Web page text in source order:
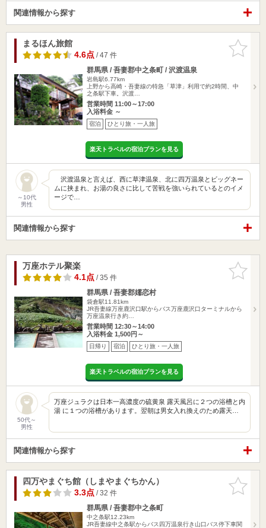
関連情報から探す
お気に入
りに追加
まるほん旅館
4.6点/ 47 件
群馬県 / 吾妻郡中之条町 / 沢渡温泉
岩島駅6.77km
上野から高崎・吾妻線の特急「草津」利用で約2時間、中
之条駅下車。沢渡…
営業時間 11:00～17:00
入浴料金 ～
宿泊 ひとり旅・一人旅
楽天トラベルの宿泊プランを見る
～10代
男性
沢渡温泉と言えば、西に草津温泉、北に四万温泉とビッグネー
ムに挟まれ、お湯の良さに比して苦戦を強いられているとのイメ
ージで…
関連情報から探す
お気に入
りに追加
万座ホテル聚楽
4.1点/ 35 件
群馬県 / 吾妻郡嬬恋村
袋倉駅11.81km
JR吾妻線万座鹿沢口駅からバス万座鹿沢口ターミナルから
万座温泉行き約…
営業時間 12:30～14:00
入浴料金 1,500円～
日帰り 宿泊 ひとり旅・一人旅
楽天トラベルの宿泊プランを見る
50代～
男性
万座ジュラクは日本一高濃度の硫黄泉 露天風呂に２つの浴槽と内
湯 に１つの浴槽があります。翌朝は男女入れ換えのため露天…
関連情報から探す
お気に入
りに追加
四万やまぐち館（しまやまぐちかん）
3.3点/ 32 件
群馬県 / 吾妻郡中之条町
中之条駅12.23km
JR吾妻線中之条駅からバス四万温泉行き山口バス停下車関